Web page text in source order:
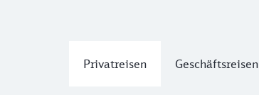
Privatreisen Geschäftsreisen